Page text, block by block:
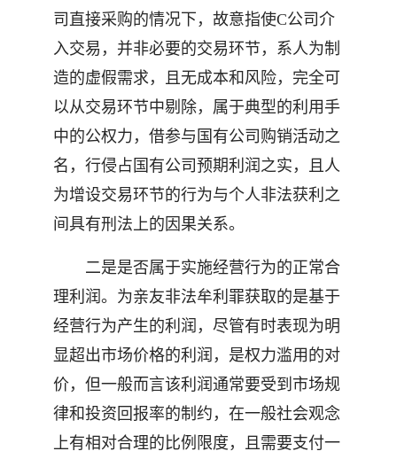
司直接采购的情况下，故意指使C公司介
入交易，并非必要的交易环节，系人为制
造的虚假需求，且无成本和风险，完全可
以从交易环节中剔除，属于典型的利用手
中的公权力，借参与国有公司购销活动之
名，行侵占国有公司预期利润之实，且人
为增设交易环节的行为与个人非法获利之
间具有刑法上的因果关系。
二是是否属于实施经营行为的正常合
理利润。为亲友非法牟利罪获取的是基于
经营行为产生的利润，尽管有时表现为明
显超出市场价格的利润，是权力滥用的对
价，但一般而言该利润通常要受到市场规
律和投资回报率的制约，在一般社会观念
上有相对合理的比例限度，且需要支付一